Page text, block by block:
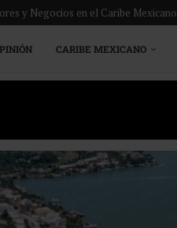
y Negocios en el Caribe Mexicano
CARIBE MEXICANO